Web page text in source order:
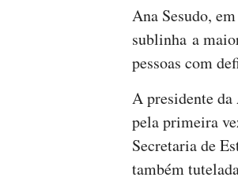
Ana Sesudo,
sublinha a
pessoas com
A presidente da
pela primeira
Secretaria de
também